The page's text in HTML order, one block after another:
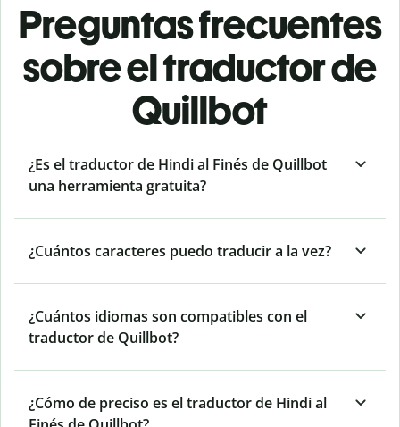
Preguntas frecuentes
sobre el traductor de
Quillbot
¿Es el traductor de Hindi al Finés de Quillbot
una herramienta gratuita?
¿Cuántos caracteres puedo traducir a la vez?
¿Cuántos idiomas son compatibles con el
traductor de Quillbot?
¿Cómo de preciso es el traductor de Hindi al